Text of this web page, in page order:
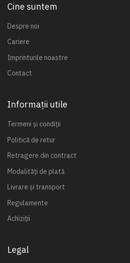
Cine suntem
Despre noi
Cariere
Imprinturile noastre
Contact
Informații utile
Termeni și condiții
Politică de retur
Retragere din contract
Modalități de plată
Livrare și transport
Regulamente
Achiziții
Legal